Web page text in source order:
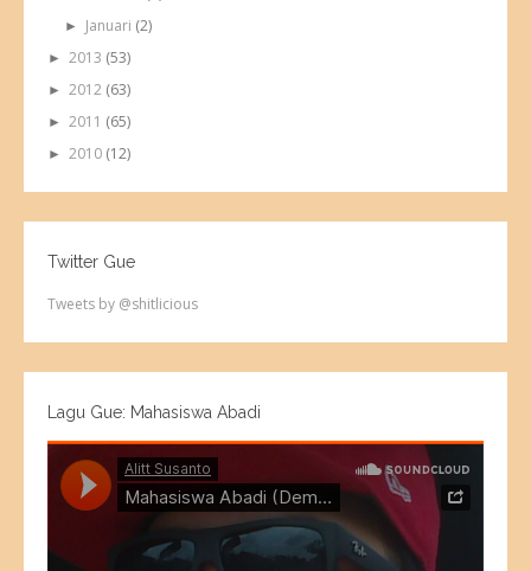
► Januari (2)
► 2013 (53)
► 2012 (63)
► 2011 (65)
► 2010 (12)
Twitter Gue
Tweets by @shitlicious
Lagu Gue: Mahasiswa Abadi